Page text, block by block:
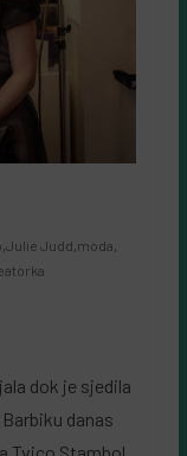
,Julie Judd,moda,
dok je sjedila
danas